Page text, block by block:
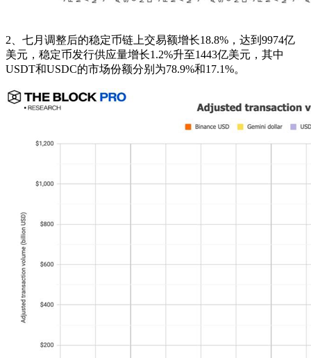
2、七月调整后的稳定币链上交易额增长18.8%，达到9974亿
美元，稳定币发行供应量增长1.2%升至1443亿美元，其中
USDT和USDC的市场份额分别为78.9%和17.1%。